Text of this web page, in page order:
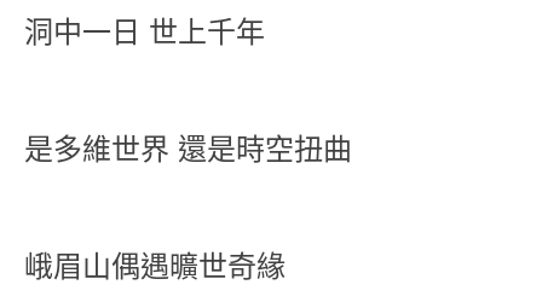
洞中一日 世上千年
是多維世界 還是時空扭曲
峨眉山偶遇曠世奇緣